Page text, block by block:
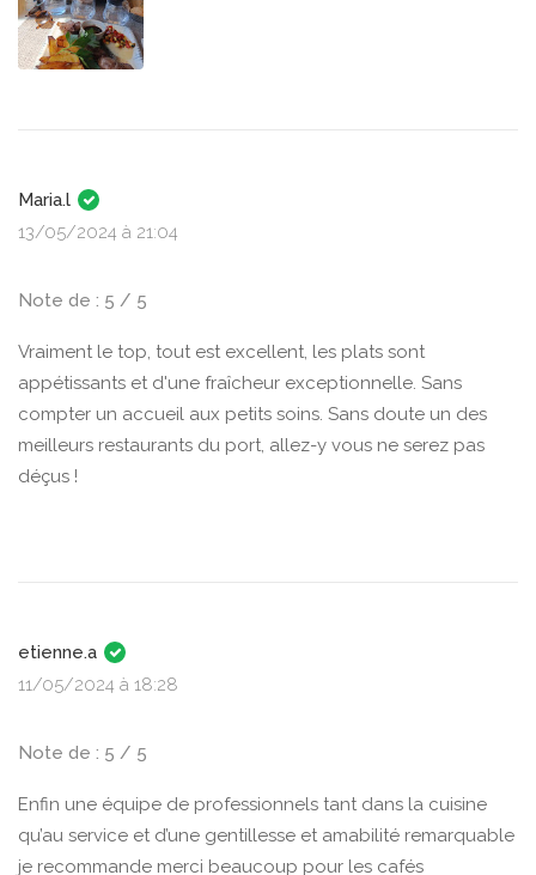
Maria.l
13/05/2024 à 21:04
Note de : 5 / 5
Vraiment le top, tout est excellent, les plats sont
appétissants et d'une fraîcheur exceptionnelle. Sans
compter un accueil aux petits soins. Sans doute un des
meilleurs restaurants du port, allez-y vous ne serez pas
déçus !
etienne.a
11/05/2024 à 18:28
Note de : 5 / 5
Enfin une équipe de professionnels tant dans la cuisine
qu’au service et d’une gentillesse et amabilité remarquable
je recommande merci beaucoup pour les cafés